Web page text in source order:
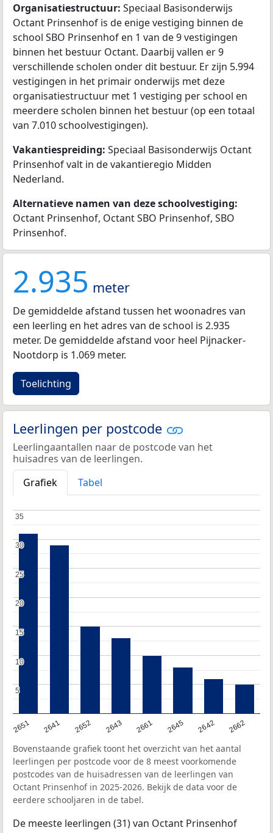
Organisatiestructuur: Speciaal Basisonderwijs
Octant Prinsenhof is de enige vestiging binnen de
school SBO Prinsenhof en 1 van de 9 vestigingen
binnen het bestuur Octant. Daarbij vallen er 9
verschillende scholen onder dit bestuur. Er zijn 5.994
vestigingen in het primair onderwijs met deze
organisatiestructuur met 1 vestiging per school en
meerdere scholen binnen het bestuur (op een totaal
van 7.010 schoolvestigingen).
Vakantiespreiding: Speciaal Basisonderwijs Octant
Prinsenhof valt in de vakantieregio Midden
Nederland.
Alternatieve namen van deze schoolvestiging:
Octant Prinsenhof, Octant SBO Prinsenhof, SBO
Prinsenhof.
2.935 meter
De gemiddelde afstand tussen het woonadres van
een leerling en het adres van de school is 2.935
meter. De gemiddelde afstand voor heel Pijnacker-
Nootdorp is 1.069 meter.
Toelichting
Leerlingen per postcode
Leerlingaantallen naar de postcode van het
huisadres van de leerlingen.
Grafiek
Tabel
2651 2641 2652 2643 2661 2645 2642 2662
5
5
10
10
15
15
20
20
25
25
30
30
35
35
Bovenstaande grafiek toont het overzicht van het aantal
leerlingen per postcode voor de 8 meest voorkomende
postcodes van de huisadressen van de leerlingen van
Octant Prinsenhof in 2025-2026. Bekijk de data voor de
eerdere schooljaren in de tabel.
De meeste leerlingen (31) van Octant Prinsenhof